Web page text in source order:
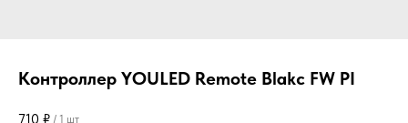
Контроллер YOULED Remote Blakc FW PI
710 ₽ / 1 шт